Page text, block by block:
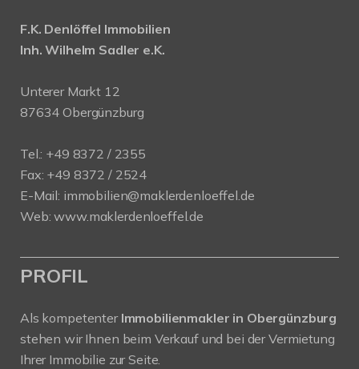
F.K. Denlöffel Immobilien
Inh. Wilhelm Sadler e.K.
Unterer Markt 12
87634 Obergünzburg
Tel.: +49 8372 / 2355
Fax: +49 8372 / 2524
E-Mail: immobilien@maklerdenloeffel.de
Web:www.maklerdenloeffel.de
PROFIL
Als kompetenter Immobilienmakler in Obergünzburg
stehen wir Ihnen beim Verkauf und bei der Vermietung
Ihrer Immobilie zur Seite.